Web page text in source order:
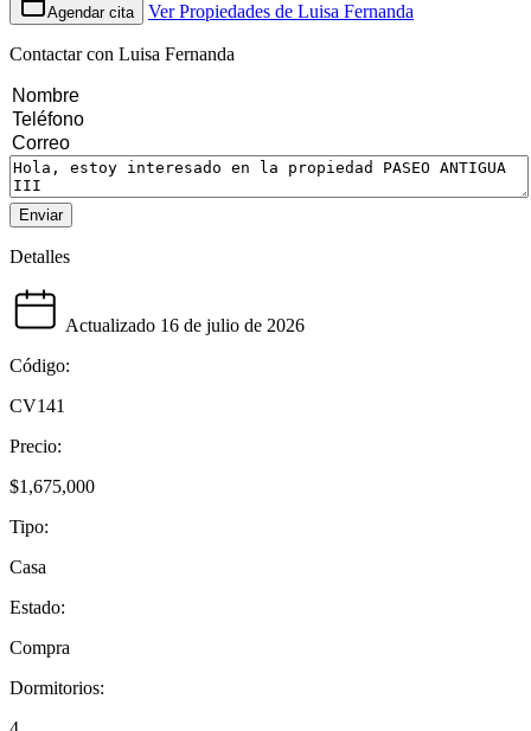
Agendar cita Ver Propiedades de Luisa Fernanda
Contactar con Luisa Fernanda
Enviar
Detalles
Actualizado 16 de julio de 2026
Código:
CV141
Precio:
$1,675,000
Tipo:
Casa
Estado:
Compra
Dormitorios: